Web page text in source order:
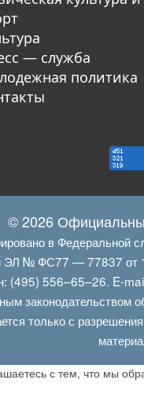
— служба
политика
© 2026
в
ЭЛ № ФС77 — 77837 от
(495) 556–65–26.
только с
с тем, что мы